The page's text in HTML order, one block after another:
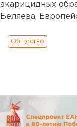
акарицидных
Беляева,
Общество